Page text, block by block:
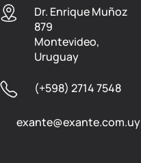
Dr. Enrique Muñoz
879
Montevideo,
Uruguay
(+598) 2714 7548
exante@exante.com.uy